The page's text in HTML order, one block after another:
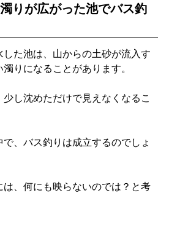
りが広がった池でバス釣
た池は、山からの土砂が流入す
りになることがあります。
し沈めただけで見えなくなるこ
、バス釣りは成立するのでしょ
は、何にも映らないのでは？と考